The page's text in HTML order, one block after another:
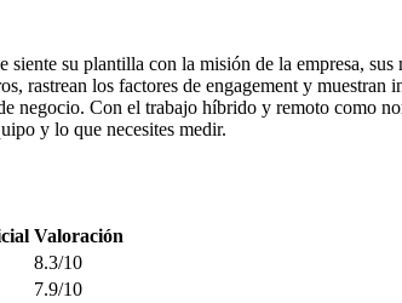
su plantilla con la misión de la empresa,
rastrean los factores de engagement y
negocio. Con el trabajo híbrido y remoto como
y lo que necesites medir.
Valoración
8.3/10
7.9/10